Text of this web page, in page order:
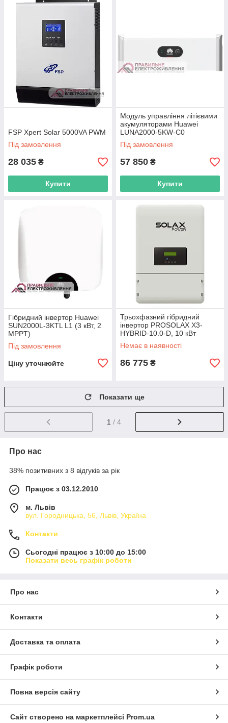
FSP Xpert Solar 5000VA PWM
Під замовлення
28 035 ₴
Купити
Модуль управління літієвими
акумуляторами Huawei
LUNA2000-5KW-C0
Під замовлення
57 850 ₴
Купити
Гібридний інвертор Huawei
SUN2000L-3KTL L1 (3 кВт, 2
MPPT)
Під замовлення
Ціну уточнюйте
Трьохфазний гібридний
інвертор PROSOLAX X3-
HYBRID-10.0-D, 10 кВт
Немає в наявності
86 775 ₴
Показати ще
1 / 4
Про нас
38% позитивних з 8 відгуків за рік
Працює з 03.12.2010
м. Львів
вул. Городницька, 56, Львів, Україна
Контакти
Сьогодні працює з 10:00 до 15:00
Показати весь графік роботи
Про нас
Контакти
Доставка та оплата
Графік роботи
Повна версія сайту
Сайт створено на маркетплейсі Prom.ua